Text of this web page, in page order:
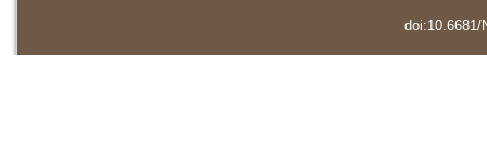
doi:10.6681/